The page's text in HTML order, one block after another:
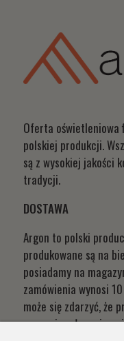
Oferta oświetleniowa
polskiej produkcji.
są z wysokiej jakości
tradycji.
DOSTAWA
Argon to polski
produkowane są na
posiadamy na
zamówienia wynosi
może się zdarzyć, że
czym niezwłocznie